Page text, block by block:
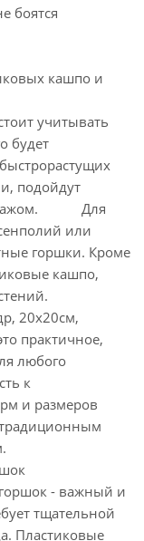
боятся
кашпо и
учитывать
будет
подойдут
Для
или
горшки. Кроме
кашпо,
20х20см,
практичное,
любого
к
и размеров
- важный и
тщательной
Пластиковые